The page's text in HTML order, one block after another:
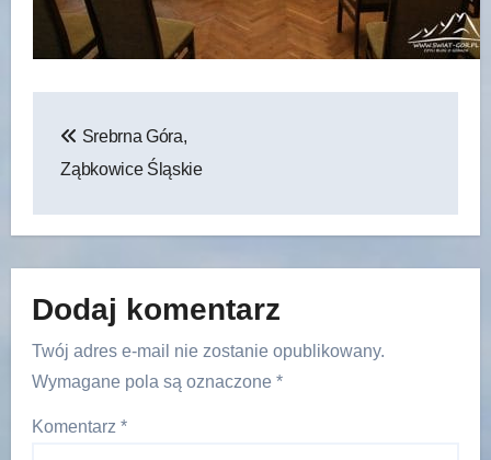
wpisu
Srebrna Góra,
Ząbkowice Śląskie
Dodaj komentarz
Twój adres e-mail nie zostanie opublikowany.
Wymagane pola są oznaczone *
Komentarz *